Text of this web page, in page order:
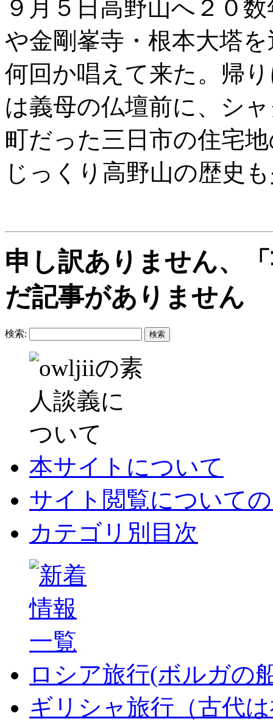
９月５日高野山へ２０
や金剛峯寺・根本大塔
何回か唱えて来た。帰
は義母の仏壇前に、シ
町だった三日市の住宅
じっくり高野山の歴史
申し訳ありません、
だ記事がありません
検索:
本サイトについて
サイト閲覧について
カテゴリ別目次
ロシア旅行(ボルガの
ギリシャ旅行（古代